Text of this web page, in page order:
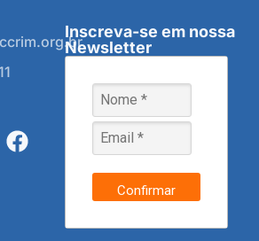
Inscreva-se em nossa
Newsletter
Confirmar